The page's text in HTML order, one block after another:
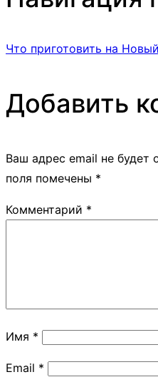
Что приготовить на
Добавить
Ваш адрес email не будет
поля помечены *
Комментарий *
Имя *
Email *